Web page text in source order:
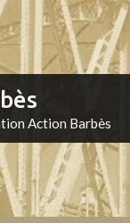
Action Barbès